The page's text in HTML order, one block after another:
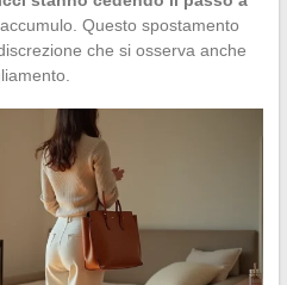
Questo spostamento
che si osserva anche